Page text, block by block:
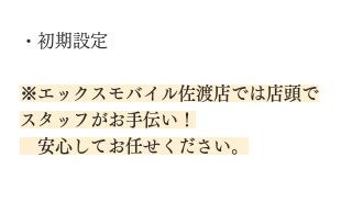
・初期設定
※エックスモバイル佐渡店では店頭で
スタッフがお手伝い！
安心してお任せください。